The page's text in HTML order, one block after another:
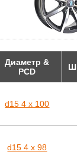
Диаметр &
PCD
d15 4 x 100
d15 4 x 98